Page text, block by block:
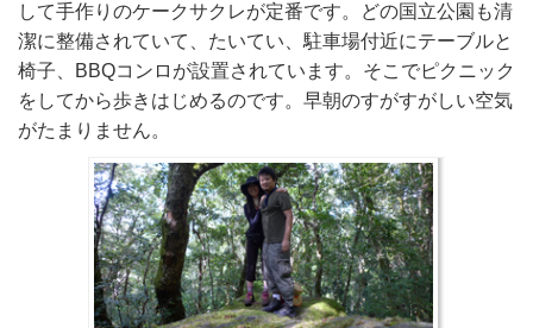
して手作りのケークサクレが定番です。どの国立公園も清
潔に整備されていて、たいてい、駐車場付近にテーブルと
椅子、BBQコンロが設置されています。そこでピクニック
をしてから歩きはじめるのです。早朝のすがすがしい空気
がたまりません。